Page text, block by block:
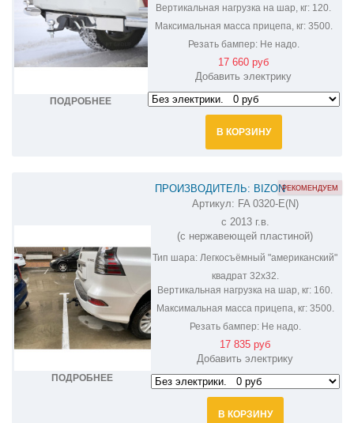
ПОДРОБНЕЕ
Вертикальная нагрузка на шар, кг: 120.
Максимальная масса прицепа, кг:3500.
Резать бампер:Не надо.
17 660 руб
Добавить электрику
В КОРЗИНУ
ПОДРОБНЕЕ
ПРОИЗВОДИТЕЛЬ: BIZON
ФАРКОП НА LEXUS GX460 FA 0320-E(N)
Артикул: FA 0320-E(N)
с 2013 г.в.
(с нержавеющей пластиной)
Тип шара: Легкосъёмный "американский"
квадрат 32х32.
Вертикальная нагрузка на шар, кг: 160.
Максимальная масса прицепа, кг:3500.
Резать бампер:Не надо.
РЕКОМЕНДУЕМ
17 835 руб
Добавить электрику
В КОРЗИНУ